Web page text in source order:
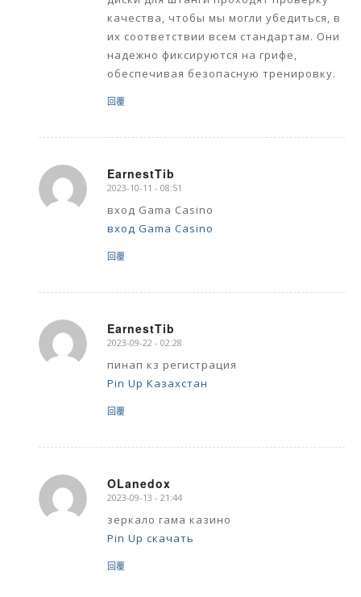
качества, чтобы мы могли убедиться, в
их соответствии всем стандартам. Они
надежно фиксируются на грифе,
обеспечивая безопасную тренировку.
回覆
EarnestTib
says:
2023-10-11 - 08:51
вход Gama Casino
вход Gama Casino
回覆
EarnestTib
says:
2023-09-22 - 02:28
пинап кз регистрация
Pin Up Казахстан
回覆
OLanedox
says:
2023-09-13 - 21:44
зеркало гама казино
Pin Up скачать
回覆